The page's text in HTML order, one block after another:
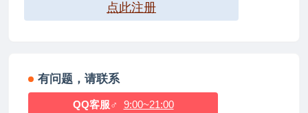
点此注册
有问题，请联系
QQ客服♂ 9:00~21:00